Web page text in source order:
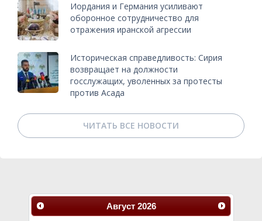
Иордания и Германия усиливают
оборонное сотрудничество для
отражения иранской агрессии
Историческая справедливость: Сирия
возвращает на должности
госслужащих, уволенных за протесты
против Асада
ЧИТАТЬ ВСЕ НОВОСТИ
Август 2026